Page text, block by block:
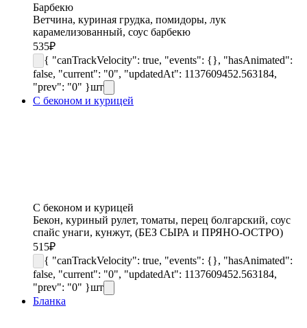
Барбекю
Ветчина, куриная грудка, помидоры, лук
карамелизованный, соус барбекю
535₽
{ "canTrackVelocity": true, "events": {}, "hasAnimated":
false, "current": "0", "updatedAt": 1137609452.563184,
"prev": "0" }шт
С беконом и курицей
С беконом и курицей
Бекон, куриный рулет, томаты, перец болгарский, соус
спайс унаги, кунжут, (БЕЗ СЫРА и ПРЯНО-ОСТРО)
515₽
{ "canTrackVelocity": true, "events": {}, "hasAnimated":
false, "current": "0", "updatedAt": 1137609452.563184,
"prev": "0" }шт
Бланка